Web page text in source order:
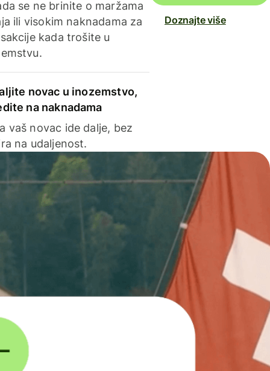
se ne brinite o maržama
ili visokim naknadama za
kada trošite u
novac u inozemstvo,
na naknadama
vaš novac ide dalje, bez
na udaljenost.
Doznajte više